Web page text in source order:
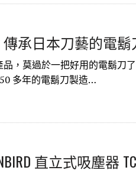
傳承日本刀藝的電鬍
，莫過於一把好用的電鬍刀
多年的電鬍刀製造…
直立式吸塵器